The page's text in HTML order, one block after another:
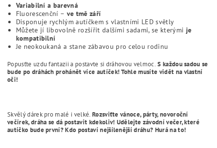
Variabilní a barevná
Fluorescenční – ve tmě září
Disponuje rychlým autíčkem s vlastními LED světly
Můžete jí libovolně rozšířit dalšími sadami, se kterými je
kompatibilní
Je neokoukaná a stane zábavou pro celou rodinu
Popusťte uzdu fantazii a postavte si dráhovou velmoc. S každou sadou se
bude po dráhách prohánět více autíček! Tohle musíte vidět na vlastní
oči!
Skvělý dárek pro malé i velké. Rozsviťte vánoce, párty, novoroční
večírek, dráha se dá postavit kdekoliv! Udělejte závodní večer, které
autíčko bude první? Kdo postaví nejšílenější dráhu? Hurá na to!